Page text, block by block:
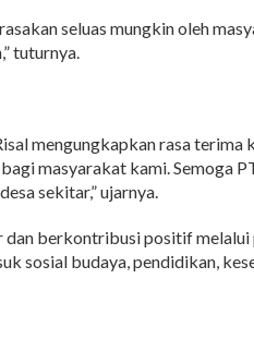
seluas mungkin oleh
tuturnya.
mengungkapkan rasa terima
masyarakat kami. Semoga
sekitar,” ujarnya.
berkontribusi positif
sosial budaya, pendidikan,